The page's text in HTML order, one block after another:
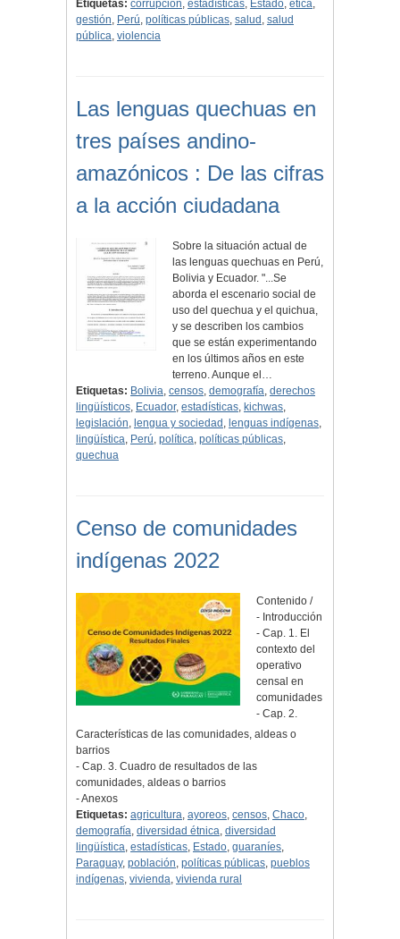
Etiquetas: corrupción, estadísticas, Estado, ética,
gestión, Perú, políticas públicas, salud , salud
pública, violencia
Las lenguas quechuas en
tres países andino-
amazónicos : De las cifras
a la acción ciudadana
Sobre la situación actual de
las lenguas quechuas en Perú,
Bolivia y Ecuador. "...Se
aborda el escenario social de
uso del quechua y el quichua,
y se describen los cambios
que se están experimentando
en los últimos años en este
terreno. Aunque el…
Etiquetas: Bolivia, censos, demografía, derechos
lingüísticos, Ecuador, estadísticas, kichwas,
legislación, lengua y sociedad , lenguas indígenas,
lingüística, Perú, política, políticas públicas,
quechua
Censo de comunidades
indígenas 2022
Contenido /
- Introducción
- Cap. 1. El
contexto del
operativo
censal en
comunidades
- Cap. 2.
Características de las comunidades, aldeas o
barrios
- Cap. 3. Cuadro de resultados de las
comunidades, aldeas o barrios
- Anexos
Etiquetas: agricultura, ayoreos, censos, Chaco,
demografía, diversidad étnica, diversidad
lingüística, estadísticas, Estado, guaraníes,
Paraguay, población, políticas públicas, pueblos
indígenas, vivienda, vivienda rural